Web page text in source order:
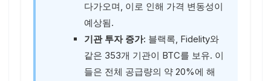
다가오며, 이로 인해 가격 변동성이
예상됨.
기관 투자 증가: 블랙록, Fidelity와
같은 353개 기관이 BTC를 보유. 이
들은 전체 공급량의 약 20%에 해